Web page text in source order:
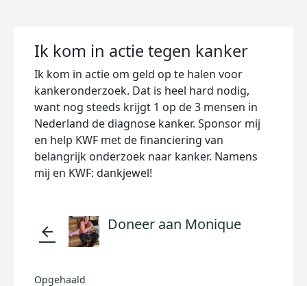
Ik kom in actie tegen kanker
Ik kom in actie om geld op te halen voor
kankeronderzoek. Dat is heel hard nodig,
want nog steeds krijgt 1 op de 3 mensen in
Nederland de diagnose kanker. Sponsor mij
en help KWF met de financiering van
belangrijk onderzoek naar kanker. Namens
mij en KWF: dankjewel!
arrow_back Doneer aan Monique
Opgehaald